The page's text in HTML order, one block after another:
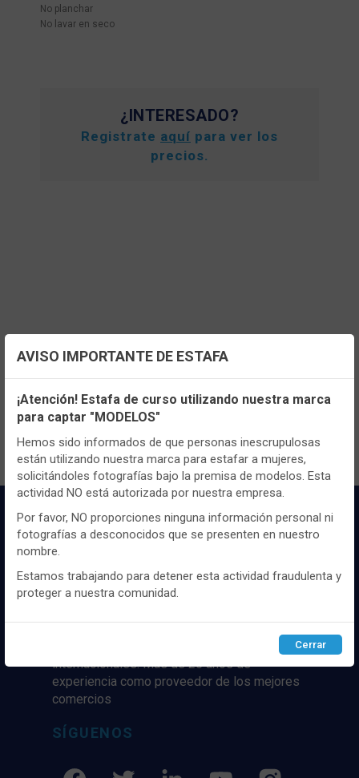
No planchar
No lavar en seco
¿INTERESADO?
Registrate aquí para ver los
precios.
TENEMOS MUCHOS MÁS !
Registrateaquípara poder ver todo el
contenido y los precios.
internacionales. Más de 25 años de
experiencia como proveedor de los mejores
comercios
SÍGUENOS
Configuración de cookies
Utilizamos cookies propias y de terceros, de sesión o
persistentes, para hacer funcionar de manera segura nuestra
página web y personalizar su contenido.
Igualmente, utilizamos cookies para medir y obtener datos de
la navegación que realizas y para ajustar el contenido a tus
gustos y preferencias.
Puedesconfigurary aceptar el uso de cookies a tu gusto.
Para obtener más información visita nuestra
cookies.
Configurar Rechazar ACEPTAR
AVISO IMPORTANTE DE ESTAFA
¡Atención! Estafa de curso utilizando nuestra marca
para captar "MODELOS"
Hemos sido informados de que personas inescrupulosas
están utilizando nuestra marca para estafar a mujeres,
solicitándoles fotografías bajo la premisa de modelos. Esta
actividad NO está autorizada por nuestra empresa.
Por favor, NO proporciones ninguna información personal ni
fotografías a desconocidos que se presenten en nuestro
nombre.
Estamos trabajando para detener esta actividad fraudulenta y
proteger a nuestra comunidad.
Cerrar